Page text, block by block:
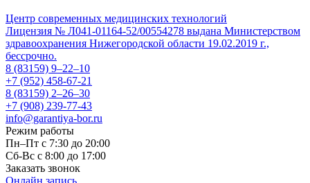
Центр современных медицинских технологий
Лицензия № Л041-01164-52/00554278 выдана Министерством
здравоохранения Нижегородской области 19.02.2019 г.,
бессрочно.
8 (83159) 9–22–10
+7 (952) 458-67-21
8 (83159) 2–26–30
+7 (908) 239-77-43
info@garantiya-bor.ru
Режим работы
Пн–Пт с 7:30 до 20:00
Cб-Вс с 8:00 до 17:00
Заказать звонок
Онлайн запись